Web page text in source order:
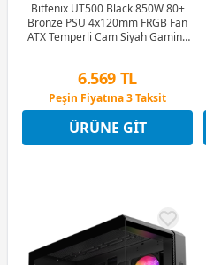
Bitfenix UT500 Black 850W 80+
Bronze PSU 4x120mm FRGB Fan
ATX Temperli Cam Siyah Gaming
6.569 TL
Peşin Fiyatına 3 Taksit
12 Ay x 773 TL taksitle
Peşin Fiyatına 3 Taksit
ÜRÜNE GIT